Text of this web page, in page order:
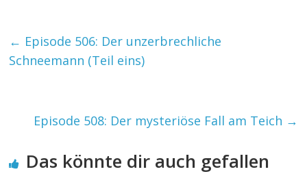
← Episode 506: Der unzerbrechliche
Schneemann (Teil eins)
Episode 508: Der mysteriöse Fall am Teich →
Das könnte dir auch gefallen